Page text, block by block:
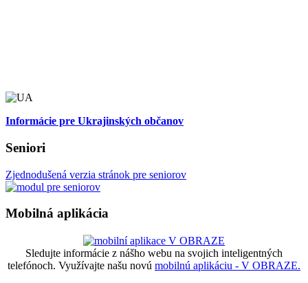
Informácie pre Ukrajinských občanov
Seniori
Zjednodušená verzia stránok pre seniorov
Mobilná aplikácia
Sledujte informácie z nášho webu na svojich inteligentných
telefónoch. Využívajte našu novú mobilnú aplikáciu - V OBRAZE.